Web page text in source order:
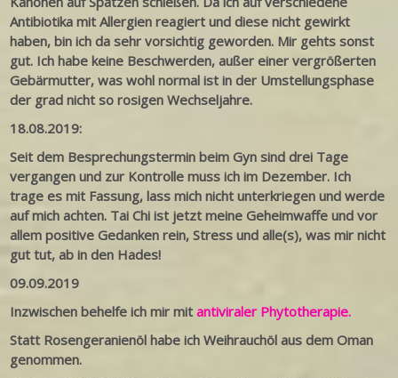
Antibiotika mit Allergien reagiert und diese nicht gewirkt
haben, bin ich da sehr vorsichtig geworden. Mir gehts sonst
gut. Ich habe keine Beschwerden, außer einer vergrößerten
Gebärmutter, was wohl normal ist in der Umstellungsphase
der grad nicht so rosigen Wechseljahre.
18.08.2019:
Seit dem Besprechungstermin beim Gyn sind drei Tage
vergangen und zur Kontrolle muss ich im Dezember. Ich
trage es mit Fassung, lass mich nicht unterkriegen und werde
auf mich achten. Tai Chi ist jetzt meine Geheimwaffe und vor
allem positive Gedanken rein, Stress und alle(s), was mir nicht
gut tut, ab in den Hades!
09.09.2019
Inzwischen behelfe ich mir mitantiviraler Phytotherapie.
Statt Rosengeranienöl habe ich Weihrauchöl aus dem Oman
genommen.